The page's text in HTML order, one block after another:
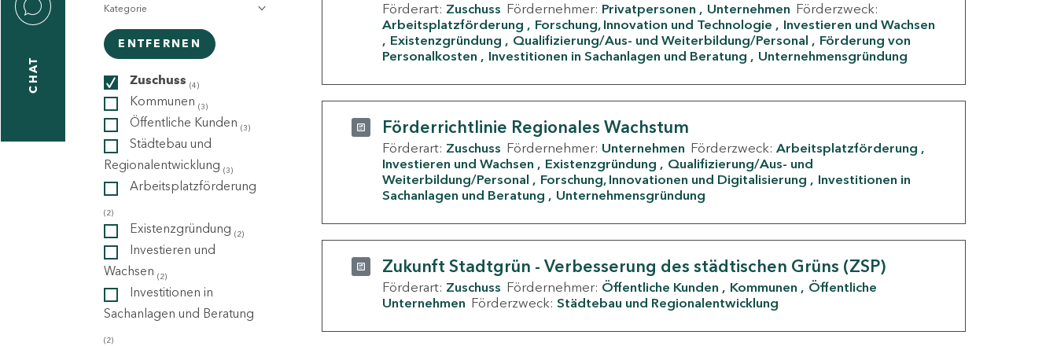
CHAT
Kategorie
ENTFERNEN
Zuschuss (4)
Kommunen (3)
Öffentliche Kunden (3)
Städtebau und
Regionalentwicklung (3)
Arbeitsplatzförderung
(2)
Existenzgründung (2)
Investieren und
Wachsen (2)
Investitionen in
Sachanlagen und Beratung
(2)
Förderart: Zuschuss Fördernehmer: Privatpersonen Unternehmen Förderzweck:
Arbeitsplatzförderung
Forschung, Innovation und Technologie
Investieren und Wachsen
Existenzgründung
Qualifizierung/Aus- und Weiterbildung/Personal
Förderung von
Personalkosten
Investitionen in Sachanlagen und Beratung Unternehmensgründung
Förderrichtlinie Regionales Wachstum
Förderart: Zuschuss Fördernehmer: Unternehmen Förderzweck: Arbeitsplatzförderung
Investieren und Wachsen
Existenzgründung
Qualifizierung/Aus- und
Weiterbildung/Personal
Forschung, Innovationen und Digitalisierung
Investitionen in
Sachanlagen und Beratung
Unternehmensgründung
Zukunft Stadtgrün - Verbesserung des städtischen Grüns (ZSP)
Förderart: Zuschuss Fördernehmer: Öffentliche Kunden Kommunen
Öffentliche
Unternehmen Förderzweck: Städtebau und Regionalentwicklung